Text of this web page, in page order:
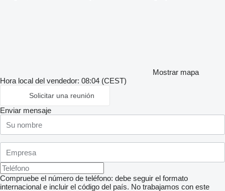
Mostrar mapa
Hora local del vendedor: 08:04 (CEST)
Solicitar una reunión
Enviar mensaje
Compruebe el número de teléfono: debe seguir el formato
internacional e incluir el código del país. No trabajamos con este